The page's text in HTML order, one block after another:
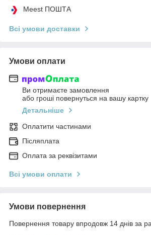
Meest ПОШТА
Всі умови доставки
Умови оплати
Ви отримаєте замовлення
або гроші повернуться на вашу картку
Детальніше
Оплатити частинами
Післяплата
Оплата за реквізитами
Всі умови оплати
Умови повернення
Повернення товару впродовж 14 днів за